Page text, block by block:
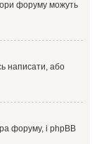
форуму можуть
написати, або
форуму, і phpBB